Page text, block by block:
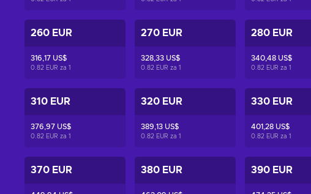
260 EUR
316,17 US$
0.82 EUR za 1
270 EUR
328,33 US$
0.82 EUR za 1
280 EUR
340,48 US$
0.82 EUR za 1
310 EUR
376,97 US$
0.82 EUR za 1
320 EUR
389,13 US$
0.82 EUR za 1
330 EUR
401,28 US$
0.82 EUR za 1
370 EUR 380 EUR 390 EUR